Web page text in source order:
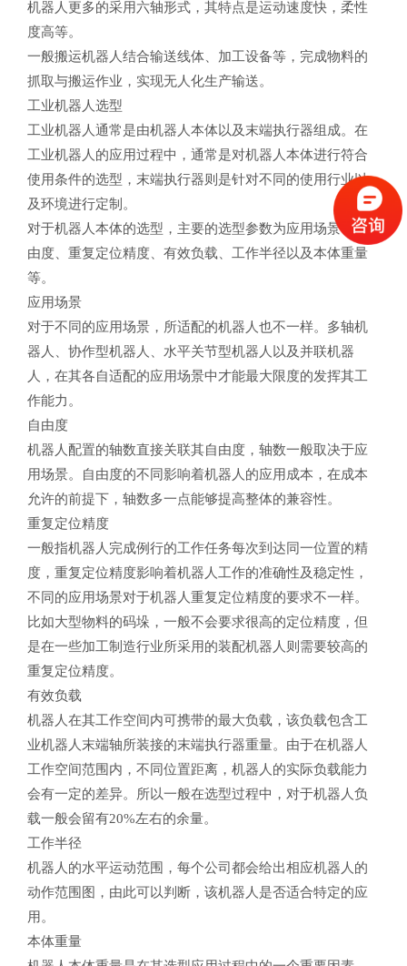
机器人更多的采用六轴形式，其特点是运动速度快，柔性
度高等。
一般搬运机器人结合输送线体、加工设备等，完成物料的
抓取与搬运作业，实现无人化生产输送。
工业机器人选型
工业机器人通常是由机器人本体以及末端执行器组成。在
工业机器人的应用过程中，通常是对机器人本体进行符合
使用条件的选型，末端执行器则是针对不同的使用行业以
及环境进行定制。
对于机器人本体的选型，主要的选型参数为应用场景、自
由度、重复定位精度、有效负载、工作半径以及本体重量
等。
应用场景
对于不同的应用场景，所适配的机器人也不一样。多轴机
器人、协作型机器人、水平关节型机器人以及并联机器
人，在其各自适配的应用场景中才能最大限度的发挥其工
作能力。
自由度
机器人配置的轴数直接关联其自由度，轴数一般取决于应
用场景。自由度的不同影响着机器人的应用成本，在成本
允许的前提下，轴数多一点能够提高整体的兼容性。
重复定位精度
一般指机器人完成例行的工作任务每次到达同一位置的精
度，重复定位精度影响着机器人工作的准确性及稳定性，
不同的应用场景对于机器人重复定位精度的要求不一样。
比如大型物料的码垛，一般不会要求很高的定位精度，但
是在一些加工制造行业所采用的装配机器人则需要较高的
重复定位精度。
有效负载
机器人在其工作空间内可携带的最大负载，该负载包含工
业机器人末端轴所装接的末端执行器重量。由于在机器人
工作空间范围内，不同位置距离，机器人的实际负载能力
会有一定的差异。所以一般在选型过程中，对于机器人负
载一般会留有20%左右的余量。
工作半径
机器人的水平运动范围，每个公司都会给出相应机器人的
动作范围图，由此可以判断，该机器人是否适合特定的应
用。
本体重量